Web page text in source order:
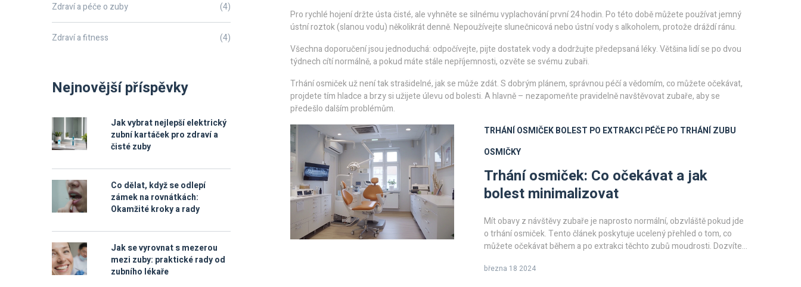
Pro rychlé hojení držte ústa čisté, ale vyhněte se silnému vyplachování první 24 hodin. Po této době můžete používat jemný
ústní roztok (slanou vodu) několikrát denně. Nepoužívejte slunečnicová nebo ústní vody s alkoholem, protože dráždí ránu.
Všechna doporučení jsou jednoduchá: odpočívejte, pijte dostatek vody a dodržujte předepsaná léky. Většina lidí se po dvou
týdnech cítí normálně, a pokud máte stále nepříjemnosti, ozvěte se svému zubaři.
Trhání osmiček už není tak strašidelné, jak se může zdát. S dobrým plánem, správnou péčí a vědomím, co můžete očekávat,
projdete tím hladce a brzy si užijete úlevu od bolesti. A hlavně – nezapomeňte pravidelně navštěvovat zubaře, aby se
předešlo dalším problémům.
TRHÁNÍ OSMIČEKBOLEST PO EXTRAKCI PÉČE PO TRHÁNÍ ZUBU
OSMIČKY
Trhání osmiček: Co očekávat a jak
bolest minimalizovat
Mít obavy z návštěvy zubaře je naprosto normální, obzvláště pokud jde
o trhání osmiček. Tento článek poskytuje ucelený přehled o tom, co
můžete očekávat během a po extrakci těchto zubů moudrosti. Dozvíte
dostupné a co vše je důležité pro rychlé a bezkomplikační hojení.
března 18 2024
Zdraví a péče o zuby (4)
Zdraví a fitness (4)
Nejnovější příspěvky
Jak vybrat nejlepší elektrický
zubní kartáček pro zdraví a
čisté zuby
Co dělat, když se odlepí
zámek na rovnátkách:
Okamžité kroky a rady
Jak se vyrovnat s mezerou
mezi zuby: praktické rady od
zubního lékaře